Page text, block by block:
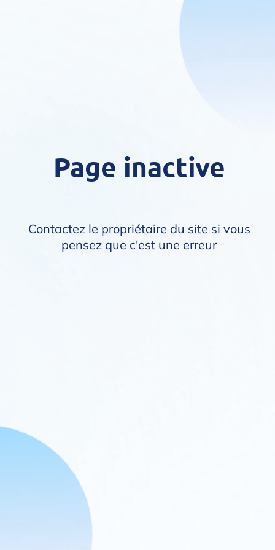
Page inactive
Contactez le propriétaire du site si vous
pensez que c'est une erreur